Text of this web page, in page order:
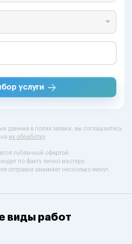
услуги
данные в полях заявки, вы соглашаетесь
на их обработку.
публичной офертой.
по факту лично мастеру.
отправки занимает несколько минут.
виды работ